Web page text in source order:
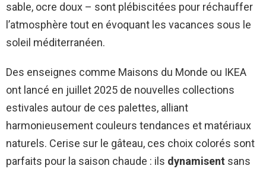
sable, ocre doux – sont plébiscitées pour réchauffer
l’atmosphère tout en évoquant les vacances sous le
soleil méditerranéen.
Des enseignes comme Maisons du Monde ou IKEA
ont lancé en juillet 2025 de nouvelles collections
estivales autour de ces palettes, alliant
harmonieusement couleurs tendances et matériaux
naturels. Cerise sur le gâteau, ces choix colorés sont
parfaits pour la saison chaude : ils dynamisent sans